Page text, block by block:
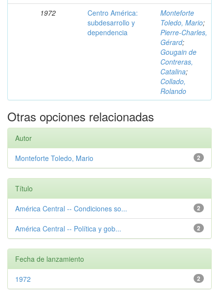
1972
Centro América:
subdesarrollo y
dependencia
Monteforte
Toledo, Mario;
Pierre-Charles,
Gérard;
Gougain de
Contreras,
Catalina;
Collado,
Rolando
Otras opciones relacionadas
Autor
2
Monteforte Toledo, Mario
Título
2
América Central -- Condiciones so...
2
América Central -- Política y gob...
Fecha de lanzamiento
2
1972